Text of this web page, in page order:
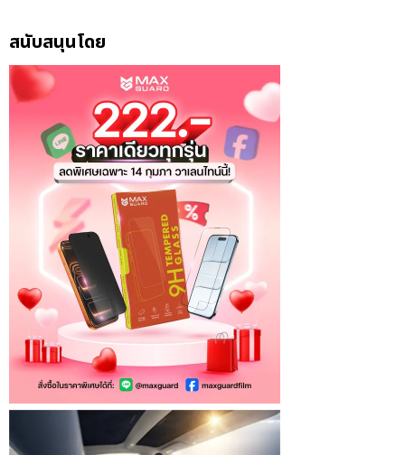
สนับสนุนโดย